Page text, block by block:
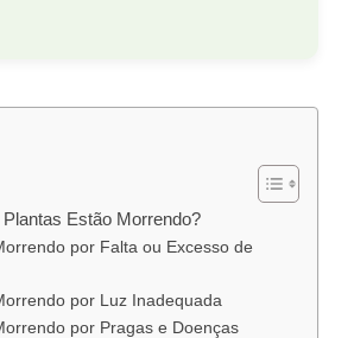
Estão Morrendo?
por Falta ou Excesso de
por Luz Inadequada
por Pragas e Doenças